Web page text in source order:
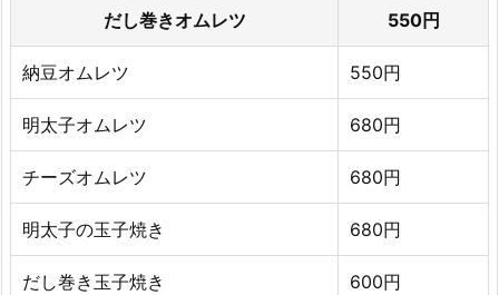
だし巻きオムレツ 550円
納豆オムレツ 550円
明太子オムレツ 680円
チーズオムレツ 680円
明太子の玉子焼き 680円
だし巻き玉子焼き 600円